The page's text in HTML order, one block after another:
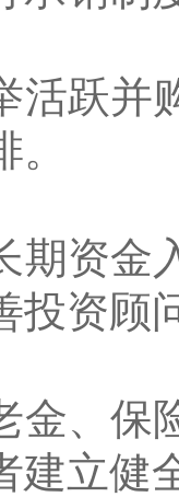
跃并
资金
投资顾
、保
建立健